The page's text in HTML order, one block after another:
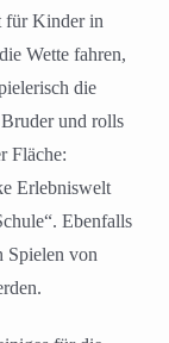
für Kinder in
Wette fahren,
die
und rolls
Fläche:
Erlebniswelt
Ebenfalls
Spielen von